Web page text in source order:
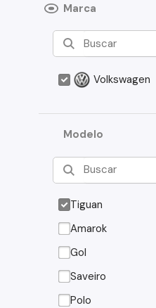
Marca
Volkswagen
Modelo
Tiguan
Amarok
Gol
Saveiro
Polo